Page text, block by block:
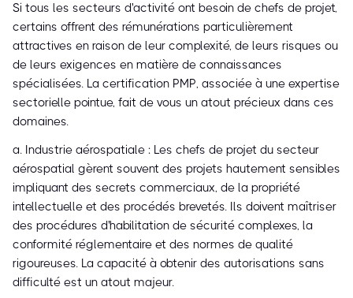
Si tous les secteurs d'activité ont besoin de chefs de projet,
certains offrent des rémunérations particulièrement
attractives en raison de leur complexité, de leurs risques ou
de leurs exigences en matière de connaissances
spécialisées. La certification PMP, associée à une expertise
sectorielle pointue, fait de vous un atout précieux dans ces
domaines.
a. Industrie aérospatiale : Les chefs de projet du secteur
aérospatial gèrent souvent des projets hautement sensibles
impliquant des secrets commerciaux, de la propriété
intellectuelle et des procédés brevetés. Ils doivent maîtriser
des procédures d'habilitation de sécurité complexes, la
conformité réglementaire et des normes de qualité
rigoureuses. La capacité à obtenir des autorisations sans
difficulté est un atout majeur.